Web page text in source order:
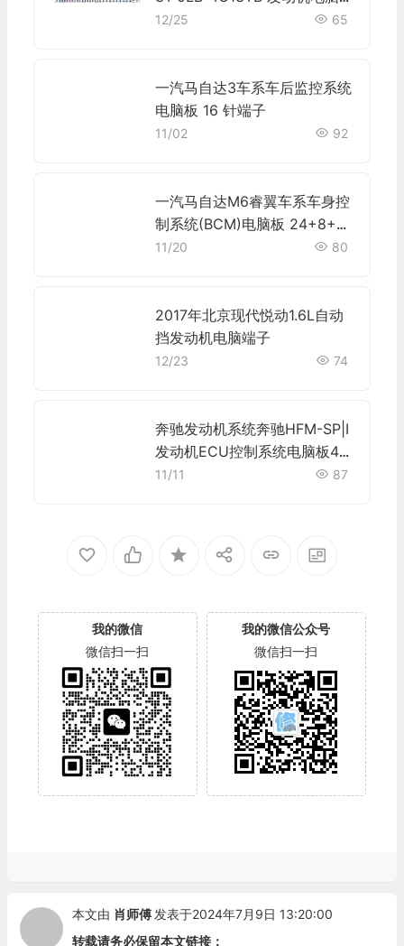
端子
12/25 65
一汽马自达3车系车后监控系统
电脑板 16 针端子
11/02 92
一汽马自达M6睿翼车系车身控
制系统(BCM)电脑板 24+8+3
0+6+6+16+16+16针端子
11/20 80
2017年北京现代悦动1.6L自动
挡发动机电脑端子
12/23 74
奔驰发动机系统奔驰HFM-SP|I
发动机ECU控制系统电脑板44
+44针端子
11/11 87
我的微信
微信扫一扫
我的微信公众号
微信扫一扫
本文由 肖师傅 发表于2024年7月9日 13:20:00
转载请务必保留本文链接：